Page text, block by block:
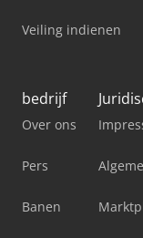
Veiling indienen
bedrijf
Over ons
Pers
Banen